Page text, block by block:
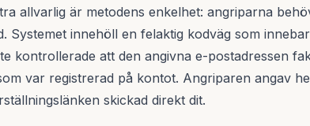
allvarlig är metodens enkelhet: angriparna
Systemet innehöll en felaktig kodväg som
kontrollerade att den angivna e-postadressen
var registrerad på kontot. Angriparen angav
skickad direkt dit.